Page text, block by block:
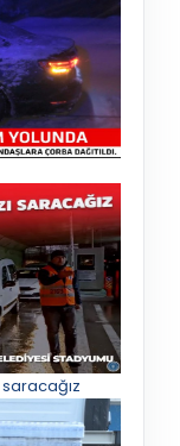
saracağız